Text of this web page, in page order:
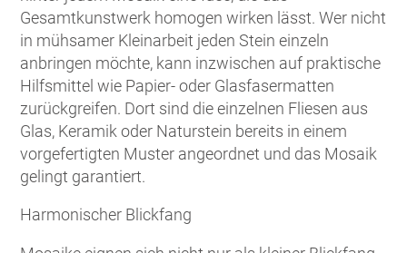
Gesamtkunstwerk homogen wirken lässt. Wer nicht
in mühsamer Kleinarbeit jeden Stein einzeln
anbringen möchte, kann inzwischen auf praktische
Hilfsmittel wie Papier- oder Glasfasermatten
zurückgreifen. Dort sind die einzelnen Fliesen aus
Glas, Keramik oder Naturstein bereits in einem
vorgefertigten Muster angeordnet und das Mosaik
gelingt garantiert.
Harmonischer Blickfang